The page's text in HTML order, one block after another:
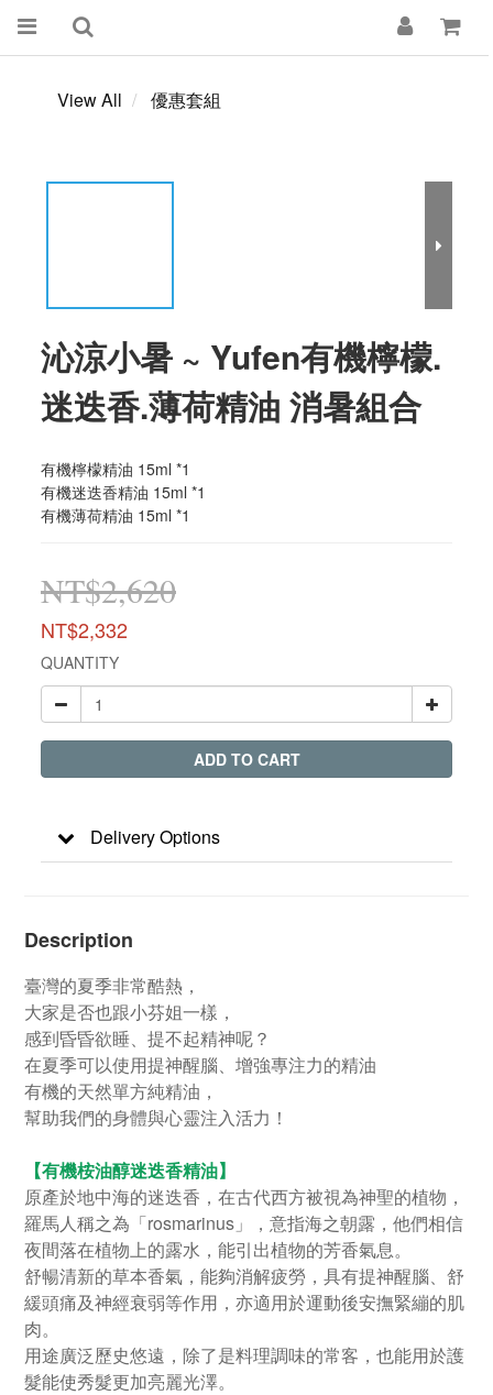
View All 優惠套組
沁涼小暑 ~ Yufen有機檸檬.
迷迭香.薄荷精油 消暑組合
有機檸檬精油 15ml *1
有機迷迭香精油 15ml *1
有機薄荷精油 15ml *1
NT$2,620
NT$2,332
QUANTITY
ADD TO CART
Delivery Options
Description
臺灣的夏季非常酷熱，
大家是否也跟小芬姐一樣，
感到昏昏欲睡、提不起精神呢？
在夏季可以使用提神醒腦、增強專注力的精油
有機的天然單方純精油，
幫助我們的身體與心靈注入活力！
【有機桉油醇迷迭香精油】
原產於地中海的迷迭香，在古代西方被視為神聖的植物，
羅馬人稱之為「rosmarinus」，意指海之朝露，他們相信
夜間落在植物上的露水，能引出植物的芳香氣息。
舒暢清新的草本香氣，能夠消解疲勞，具有提神醒腦、舒
緩頭痛及神經衰弱等作用，亦適用於運動後安撫緊繃的肌
肉。
用途廣泛歷史悠遠，除了是料理調味的常客，也能用於護
髮能使秀髮更加亮麗光澤。